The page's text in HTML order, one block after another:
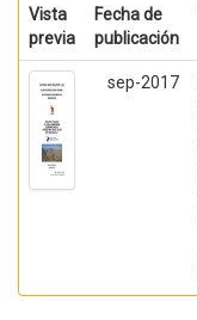
Vista
previa
Fecha de
publicación
sep-2017